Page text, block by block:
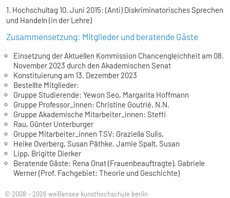
1. Hochschultag 10. Juni 2015: (Anti) Diskriminatorisches Sprechen
und Handeln (in der Lehre)
Zusammensetzung: Mitglieder und beratende Gäste
Einsetzung der Aktuellen Kommission Chancengleichheit am 08.
November 2023 durch den Akademischen Senat
Konstituierung am 13. Dezember 2023
Bestellte Mitglieder:
Gruppe Studierende: Yewon Seo, Margarita Hoffmann
Gruppe Professor_innen: Christine Goutrié, N.N.
Gruppe Akademische Mitarbeiter_innen: Steffi
Rau, Günter Unterburger
Gruppe Mitarbeiter_innen TSV: Graziella Sulis,
Heike Overberg, Susan Päthke, Jamie Spalt, Susan
Lipp, Brigitte Dierker
Beratende Gäste: Rena Onat (Frauenbeauftragte), Gabriele
Werner (Prof. Fachgebiet: Theorie und Geschichte)
© 2008 – 2026 weißensee kunsthochschule berlin